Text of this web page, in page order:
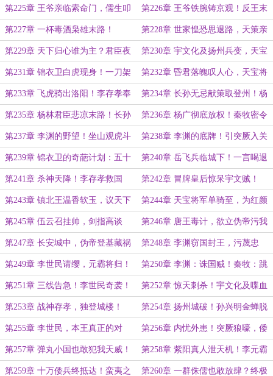
煞众人！ 名我独扛！
第225章 王爷亲临索命门，儒生叩
首求残喘！
第226章 王爷铁腕铸京观！反王末
路入囚笼！
第227章 一杯毒酒枭雄末路！ 第228章 世家惶恐思退路，天策亲
卫觅英豪！
第229章 天下归心谁为主？君臣夜
话定乾坤！
第230章 宇文化及扬州兵变，天宝
将军忠义两难！
第231章 锦衣卫白虎现身！一刀架
颈
第232章 昏君落魄叹人心，天宝将
军显忠义！
第233章 飞虎骑出洛阳！李存孝奉
命迎驾！
第234章 长孙无忌献策取登州！杨
广抵达
第235章 杨林君臣悲凉末路！长孙
无忌舌战靠山王
第236章 杨广彻底放权！秦牧密令
制衡徐茂公！
第237章 李渊的野望！坐山观虎斗 第238章 李渊的底牌！引突厥入关
第239章 锦衣卫的奇葩计划：五十
岁高龄的“萧皇后”！
第240章 岳飞兵临城下！一言喝退
万军！
第241章 杀神天降！李存孝救国
舅！
第242章 冒牌皇后惊呆宇文贼！
第243章 镇北王温香软玉，议天下
大势！
第244章 天宝将军单骑至，为红颜
俯首称臣！
第245章 伍云召挂帅，剑指高谈
圣！
第246章 唐王毒计，欲立伪帝污我
名！
第247章 长安城中，伪帝登基藏祸
心！
第248章 李渊窃国封王，污蔑忠
良！
第249章 李世民请缨，元霸将归！ 第250章 李渊：诛国贼！秦牧：跳
梁小丑！
第251章 三线告急！李世民奇袭！ 第252章 惊天刺杀！宇文化及喋血
寝宫！
第253章 战神存孝，独登城楼！ 第254章 扬州城破！孙兴明金蝉脱
壳！
第255章 李世民，本王真正的对
手！
第256章 内忧外患！突厥狼嚎，倭
寇异动！
第257章 弹丸小国也敢犯我天威！ 第258章 紫阳真人泄天机！李元霸
下山！
第259章 十万倭兵终抵达！蛮夷之 第260章 一群侏儒也敢放肆？终极